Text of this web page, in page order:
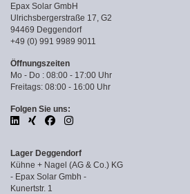
Epax Solar GmbH
Ulrichsbergerstraße 17, G2
94469 Deggendorf
+49 (0) 991 9989 9011
Öffnungszeiten
Mo - Do : 08:00 - 17:00 Uhr
Freitags: 08:00 - 16:00 Uhr
Folgen Sie uns:
Lager Deggendorf
Kühne + Nagel (AG & Co.) KG
- Epax Solar Gmbh -
Kunertstr. 1